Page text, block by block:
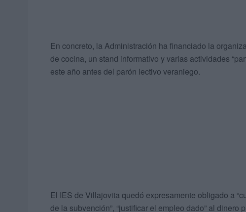
En concreto, la Administración ha financiado la
de cocina, un stand informativo y varias actividades
este año antes del parón lectivo veraniego.
El IES de Villajovita quedó expresamente obligado a
de la subvención”, “justificar el empleo dado” al